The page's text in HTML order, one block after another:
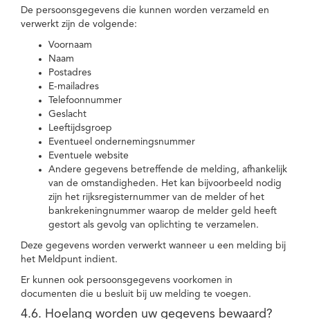
De persoonsgegevens die kunnen worden verzameld en
verwerkt zijn de volgende:
Voornaam
Naam
Postadres
E-mailadres
Telefoonnummer
Geslacht
Leeftijdsgroep
Eventueel ondernemingsnummer
Eventuele website
Andere gegevens betreffende de melding, afhankelijk
van de omstandigheden. Het kan bijvoorbeeld nodig
zijn het rijksregisternummer van de melder of het
bankrekeningnummer waarop de melder geld heeft
gestort als gevolg van oplichting te verzamelen.
Deze gegevens worden verwerkt wanneer u een melding bij
het Meldpunt indient.
Er kunnen ook persoonsgegevens voorkomen in
documenten die u besluit bij uw melding te voegen.
4.6. Hoelang worden uw gegevens bewaard?